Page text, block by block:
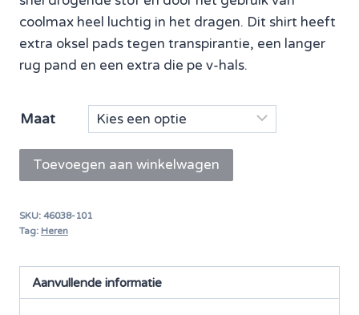
coolmax heel luchtig in het dragen. Dit shirt heeft
extra oksel pads tegen transpirantie, een langer
rug pand en een extra die pe v-hals.
Maat
Mey
T-
Dry
Fuctional
Toevoegen aan winkelwagen
SKU: 46038-101
Tag: Heren
Aanvullende informatie